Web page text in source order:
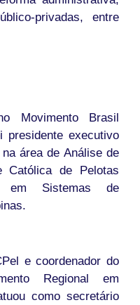
privadas, entre
Movimento Brasil
presidente executivo
área de Análise de
Católica de Pelotas
em Sistemas de
e coordenador do
Regional em
como secretário